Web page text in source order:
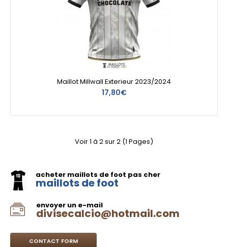
Maillot Millwall Exterieur 2023/2024
17,80€
Voir 1 à 2 sur 2 (1 Pages)
acheter maillots de foot pas cher
maillots de foot
envoyer un e-mail
divisecalcio@hotmail.com
CONTACT FORM